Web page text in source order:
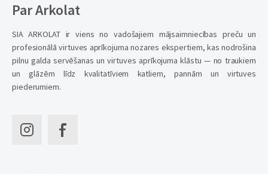
Par Arkolat
SIA ARKOLAT ir viens no vadošajiem mājsaimniecības preču un
profesionālā virtuves aprīkojuma nozares ekspertiem, kas nodrošina
pilnu galda servēšanas un virtuves aprīkojuma klāstu — no traukiem
un glāzēm līdz kvalitatīviem katliem, pannām un virtuves
piederumiem.